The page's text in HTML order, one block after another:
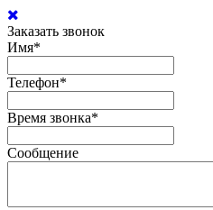
Заказать звонок
Имя*
Телефон*
Время звонка*
Сообщение